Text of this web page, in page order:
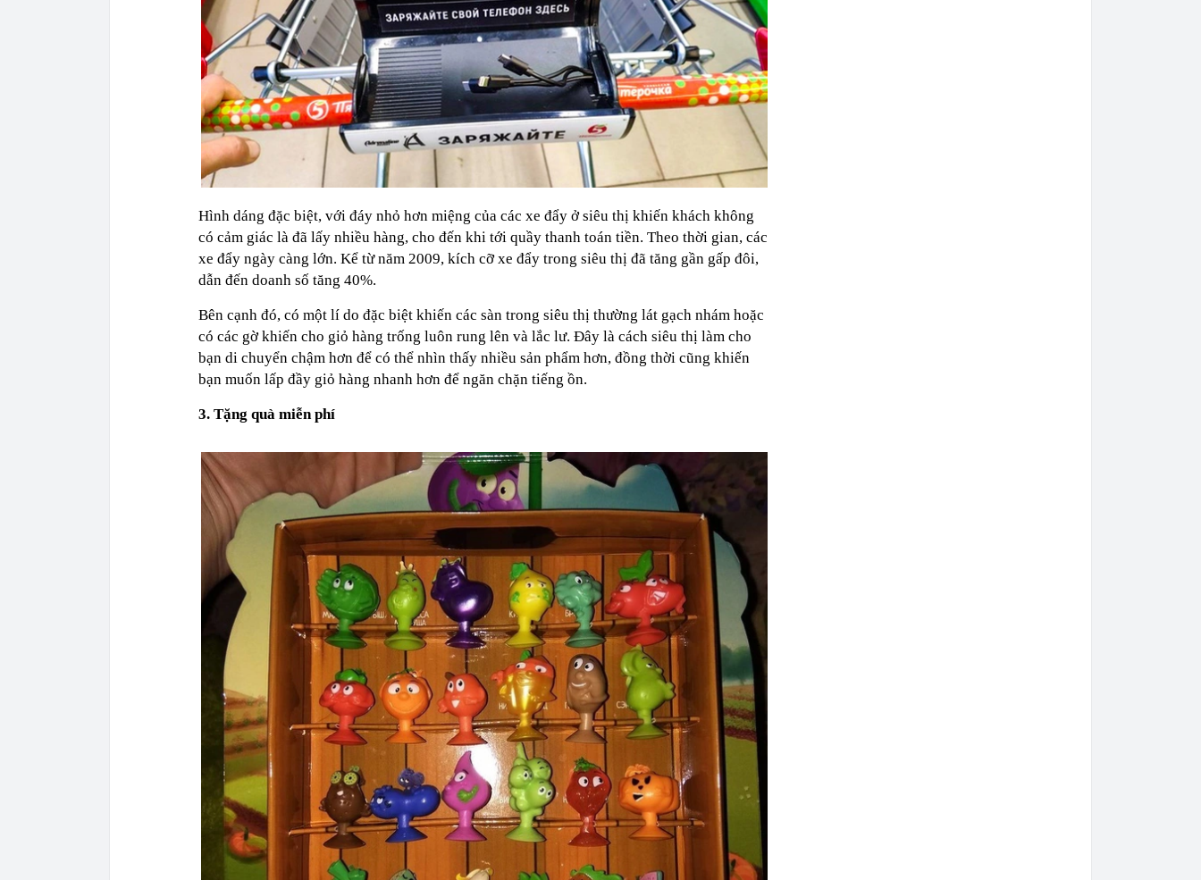
Hình dáng đặc biệt, với đáy nhỏ hơn miệng của các xe đẩy ở siêu thị khiến khách không
có cảm giác là đã lấy nhiều hàng, cho đến khi tới quầy thanh toán tiền. Theo thời gian, các
xe đẩy ngày càng lớn. Kể từ năm 2009, kích cỡ xe đẩy trong siêu thị đã tăng gần gấp đôi,
dẫn đến doanh số tăng 40%.
Bên cạnh đó, có một lí do đặc biệt khiến các sàn trong siêu thị thường lát gạch nhám hoặc
có các gờ khiến cho giỏ hàng trống luôn rung lên và lắc lư. Đây là cách siêu thị làm cho
bạn di chuyển chậm hơn để có thể nhìn thấy nhiều sản phẩm hơn, đồng thời cũng khiến
bạn muốn lấp đầy giỏ hàng nhanh hơn để ngăn chặn tiếng ồn.
3. Tặng quà miễn phí